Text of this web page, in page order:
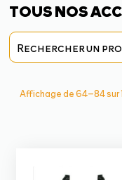
TOUS NOS
Affichage de 64–84 sur